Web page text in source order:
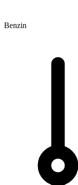
Benzin